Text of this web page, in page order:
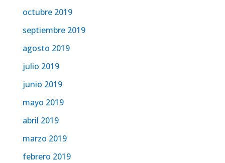
octubre 2019
septiembre 2019
agosto 2019
julio 2019
junio 2019
mayo 2019
abril 2019
marzo 2019
febrero 2019